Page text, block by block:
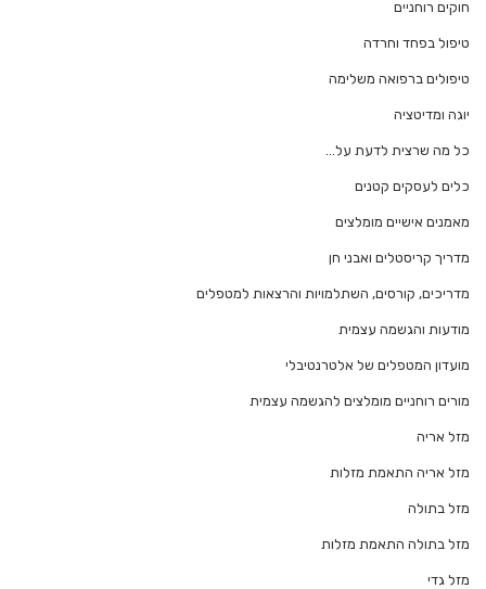
חוקים רוחניים
טיפול בפחד וחרדה
טיפולים ברפואה משלימה
יוגה ומדיטציה
כל מה שרצית לדעת על…
כלים לעסקים קטנים
מאמנים אישיים מומלצים
מדריך קריסטלים ואבני חן
מדריכים, קורסים, השתלמויות והרצאות למטפלים
מודעות והגשמה עצמית
מועדון המטפלים של אלטרנטיבלי
מורים רוחניים מומלצים להגשמה עצמית
מזל אריה
מזל אריה התאמת מזלות
מזל בתולה
מזל בתולה התאמת מזלות
מזל גדי